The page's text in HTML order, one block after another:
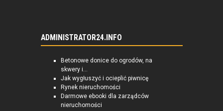
ADMINISTRATOR24.INFO
Betonowe donice do ogrodów, na
skwery i...
Jak wygłuszyć i ocieplić piwnicę
Rynek nieruchomości
Darmowe ebooki dla zarządców
nieruchomości